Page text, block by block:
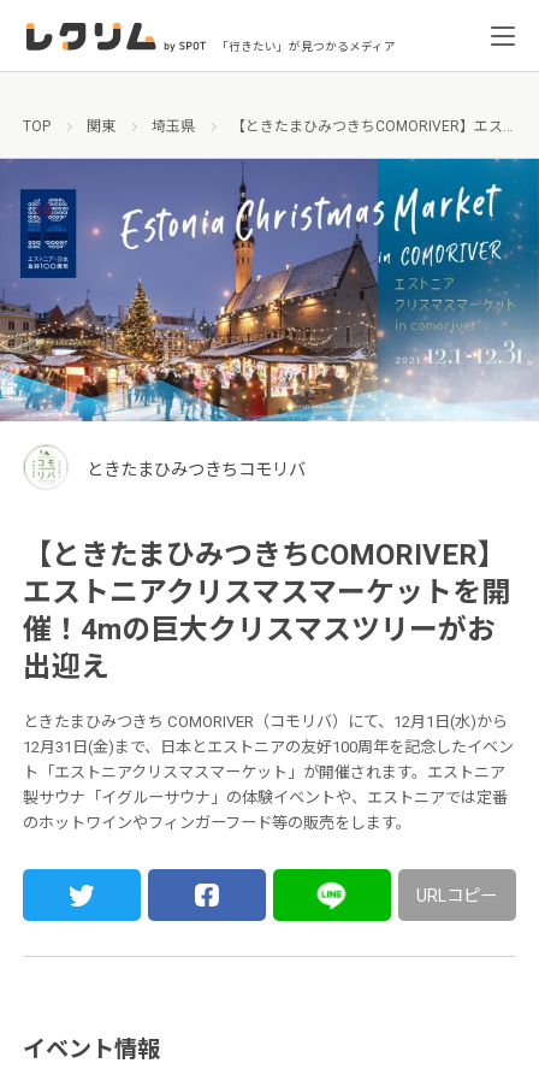
「行きたい」が見つかるメディア
TOP 関東 埼玉県 【ときたまひみつきちCOMORIVER】エストニアクリスマスマーケットを開催！4mの巨大クリスマスツリーがお出迎え
ときたまひみつきちコモリバ
【ときたまひみつきちCOMORIVER】
エストニアクリスマスマーケットを開
催！4mの巨大クリスマスツリーがお
出迎え
ときたまひみつきち COMORIVER（コモリバ）にて、12月1日(水)から
12月31日(金)まで、日本とエストニアの友好100周年を記念したイベン
ト「エストニアクリスマスマーケット」が開催されます。エストニア
製サウナ「イグルーサウナ」の体験イベントや、エストニアでは定番
のホットワインやフィンガーフード等の販売をします。
URLコピー
イベント情報